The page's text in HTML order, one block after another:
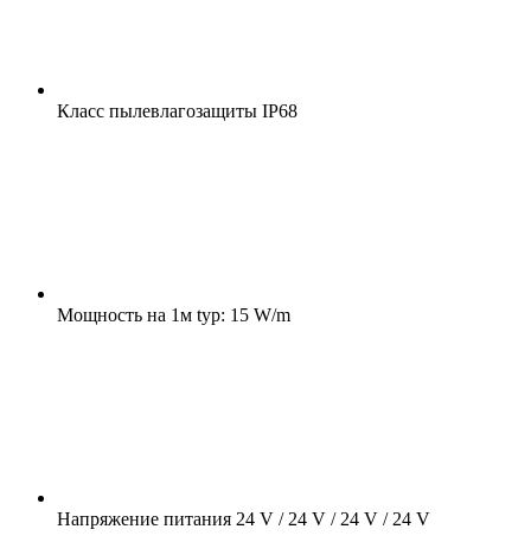
Класс пылевлагозащиты IP68
Мощность на 1м typ: 15 W/m
Напряжение питания 24 V / 24 V / 24 V / 24 V